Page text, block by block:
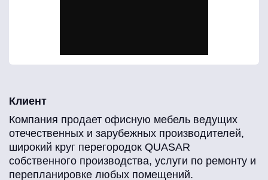
Клиент
Компания продает офисную мебель ведущих
отечественных и зарубежных производителей,
широкий круг перегородок QUASAR
собственного производства, услуги по ремонту и
перепланировке любых помещений.